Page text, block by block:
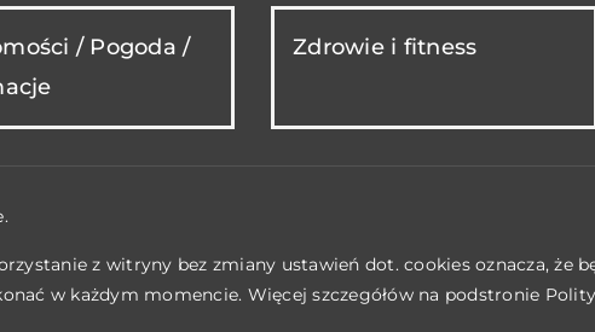
/ Pogoda /
Zdrowie i fitness
z witryny bez zmiany ustawień dot. cookies oznacza, że
w każdym momencie. Więcej szczegółów na podstronie